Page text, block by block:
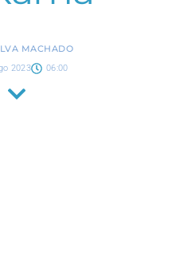
MACHADO
2023 06:00